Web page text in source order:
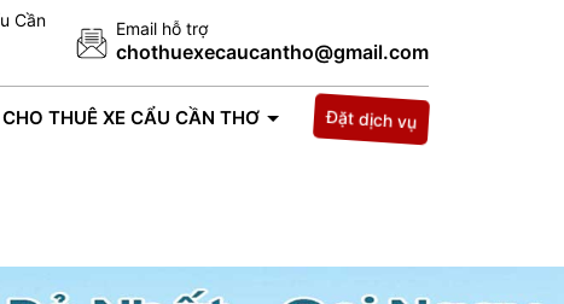
Cần
Email hỗ trợ
chothuexecaucantho@gmail.com
CHO THUÊ XE CẨU CẦN THƠ TIN TỨC LIÊN HỆ
Đặt dịch vụ